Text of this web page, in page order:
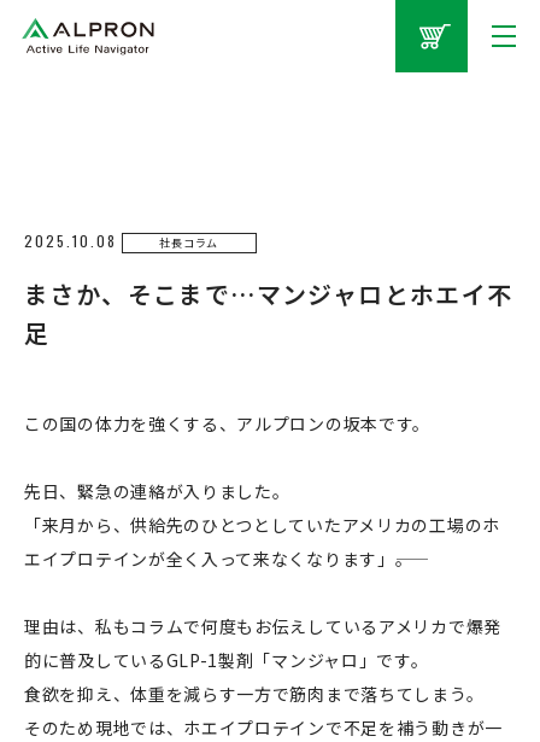
2025.10.08 社長コラム
まさか、そこまで…マンジャロとホエイ不
足
この国の体力を強くする、アルプロンの坂本です。
先日、緊急の連絡が入りました。
「来月から、供給先のひとつとしていたアメリカの工場のホ
エイプロテインが全く入って来なくなります」――。
理由は、私もコラムで何度もお伝えしているアメリカで爆発
的に普及しているGLP-1製剤「マンジャロ」です。
食欲を抑え、体重を減らす一方で筋肉まで落ちてしまう。
そのため現地では、ホエイプロテインで不足を補う動きが一